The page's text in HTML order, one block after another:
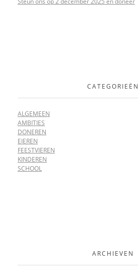
CATEGORIEËN
ALGEMEEN
AMBITIES
DONEREN
EIEREN
FEESTVIEREN
KINDEREN
SCHOOL
ARCHIEVEN